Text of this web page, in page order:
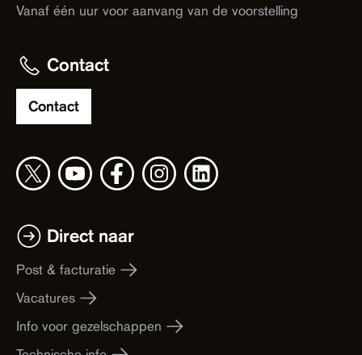
Vanaf één uur voor aanvang van de voorstelling
Contact
Contact
Direct naar
Post & facturatie
Vacatures
Info voor gezelschappen